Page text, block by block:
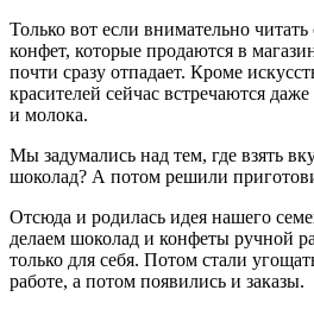
Только вот если внимательно
конфет, которые продаются в
почти сразу отпадает. Кроме
красителей сейчас встречаются
и молока.
Мы задумались над тем, где взять
шоколад? А потом решили
Отсюда и родилась идея нашего
делаем шоколад и конфеты ручной
только для себя. Потом стали
работе, а потом появились и заказы.